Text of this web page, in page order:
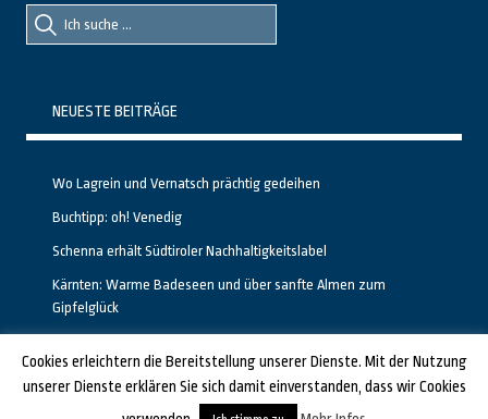
Suche
nach::
Suche
nach:
NEUESTE BEITRÄGE
Wo Lagrein und Vernatsch prächtig gedeihen
Buchtipp: oh! Venedig
Schenna erhält Südtiroler Nachhaltigkeitslabel
Kärnten: Warme Badeseen und über sanfte Almen zum
Gipfelglück
GESTALTET UND PROGRAMMIERT VON ALBERTO & FRANZ BEI LUCID.BERLIN
Cookies erleichtern die Bereitstellung unserer Dienste. Mit der Nutzung
unserer Dienste erklären Sie sich damit einverstanden, dass wir Cookies